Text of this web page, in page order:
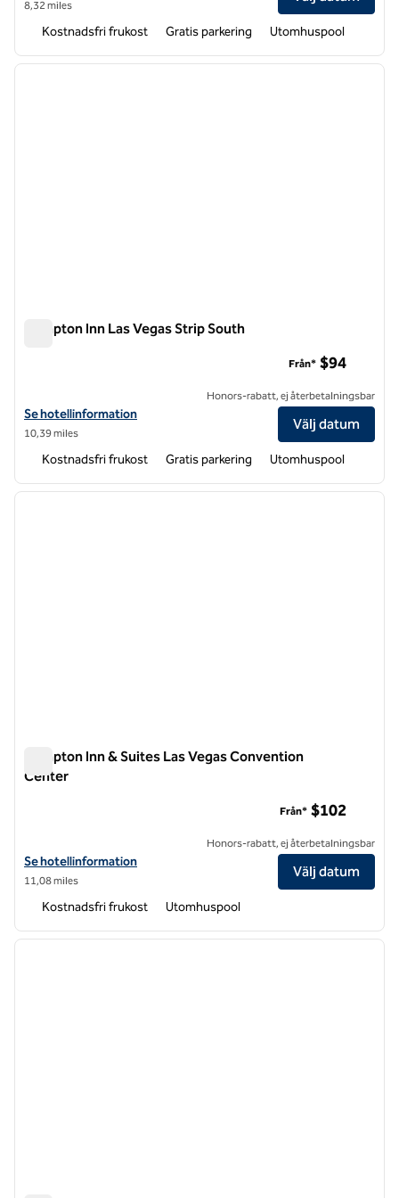
8,32 miles
Kostnadsfri frukost Gratis parkering Utomhuspool
1 av 12
nästa
Hampton Inn Las Vegas Strip South
Visa hotelldetaljer för Hampton Inn Las Vegas Strip South
Se hotellinformation
10,39 miles
Från* $94
Honors-rabatt, ej återbetalningsbar
Välj datum
Kostnadsfri frukost Gratis parkering Utomhuspool
1 av 12
nästa
Hampton Inn & Suites Las Vegas Convention
Center
Visa hotelluppgifter för Hampton Inn & Suites Las Vegas
Se hotellinformation
11,08 miles
Från* $102
Honors-rabatt, ej återbetalningsbar
Välj datum
Kostnadsfri frukost Utomhuspool
1 av 12
nästa